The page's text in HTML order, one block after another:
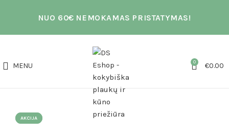
NUO 60€ NEMOKAMAS PRISTATYMAS!
MENU 0 €0.00
AKCIJA
AKCIJA